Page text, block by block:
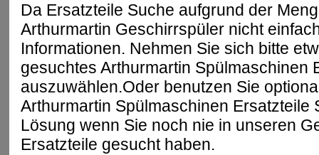
Da Ersatzteile Suche aufgrund der
Arthurmartin Geschirrspüler nicht
Informationen. Nehmen Sie sich bitte
gesuchtes Arthurmartin Spülmaschinen
auszuwählen.Oder benutzen Sie
Arthurmartin Spülmaschinen Ersatzteile
Lösung wenn Sie noch nie in unseren
Ersatzteile gesucht haben.